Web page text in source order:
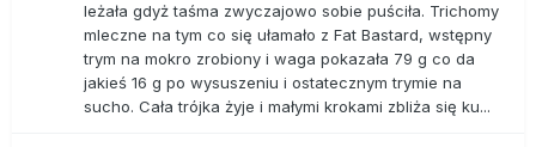
leżała gdyż taśma zwyczajowo sobie puściła. Trichomy
mleczne na tym co się ułamało z Fat Bastard, wstępny
trym na mokro zrobiony i waga pokazała 79 g co da
jakieś 16 g po wysuszeniu i ostatecznym trymie na
sucho. Cała trójka żyje i małymi krokami zbliża się ku...